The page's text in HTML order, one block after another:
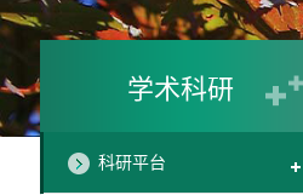
学术科研
科研平台